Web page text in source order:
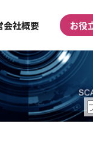
会社概要 お役